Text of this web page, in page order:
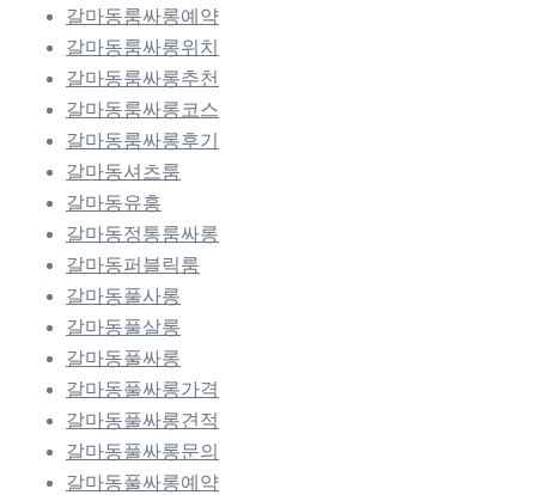
갈마동룸싸롱예약
갈마동룸싸롱위치
갈마동룸싸롱추천
갈마동룸싸롱코스
갈마동룸싸롱후기
갈마동셔츠룸
갈마동유흥
갈마동정통룸싸롱
갈마동퍼블릭룸
갈마동풀사롱
갈마동풀살롱
갈마동풀싸롱
갈마동풀싸롱가격
갈마동풀싸롱견적
갈마동풀싸롱문의
갈마동풀싸롱예약